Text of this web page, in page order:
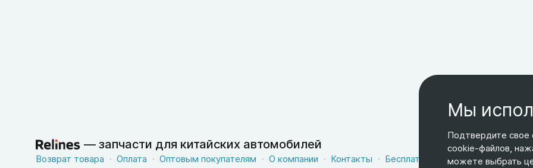
— запчасти для китайских автомобилей
Возврат товара Оплата Оптовым покупателям О компании Контакты Бесплатная доставка
Оферта
Мы
Подтвердите свое
cookie-файлов,
можете выбрать